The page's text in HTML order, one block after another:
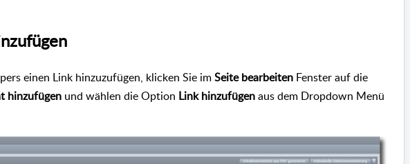
einen Link hinzuzufügen, klicken Sie imSeite bearbeiten Fenster auf die
hinzufügen und wählen die Option Link hinzufügenaus dem Dropdown Menü